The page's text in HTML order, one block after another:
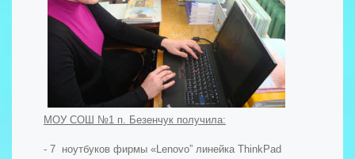
МОУ СОШ №1 п. Безенчук получила:
- 7 ноутбуков фирмы «Lenovo” линейка ThinkPad